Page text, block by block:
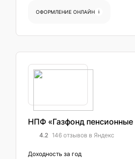
ОФОРМЛЕНИЕ ОНЛАЙН i
НПФ «Газфонд пенсионные
4.2 146 отзывов в Яндекс
Доходность за год